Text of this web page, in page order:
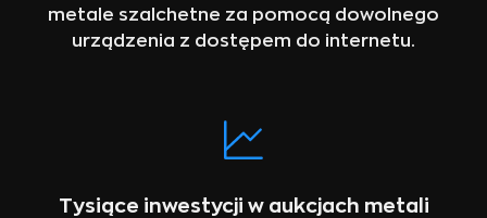
metale szalchetne za pomocą dowolnego
urządzenia z dostępem do internetu.
Tysiące inwestycji w aukcjach metali